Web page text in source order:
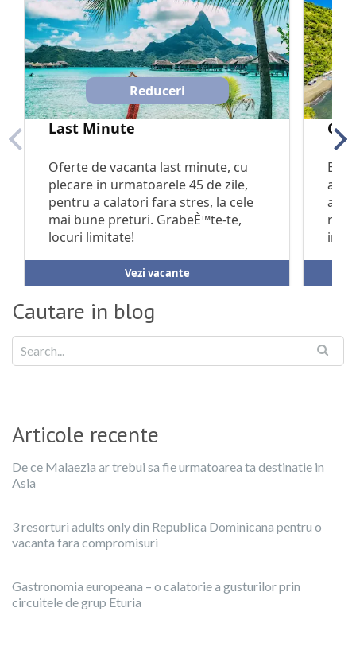
Cautare in blog
Articole recente
De ce Malaezia ar trebui sa fie urmatoarea ta destinatie in
Asia
3 resorturi adults only din Republica Dominicana pentru o
vacanta fara compromisuri
Gastronomia europeana – o calatorie a gusturilor prin
circuitele de grup Eturia